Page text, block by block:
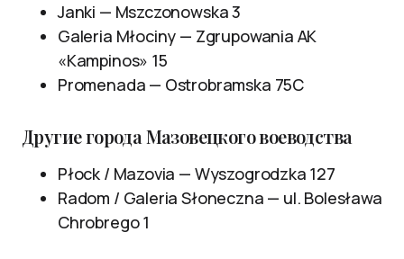
Janki — Mszczonowska 3
Galeria Młociny — Zgrupowania AK
«Kampinos» 15
Promenada — Ostrobramska 75C
Другие города Мазовецкого воеводства
Płock / Mazovia — Wyszogrodzka 127
Radom / Galeria Słoneczna — ul. Bolesława
Chrobrego 1